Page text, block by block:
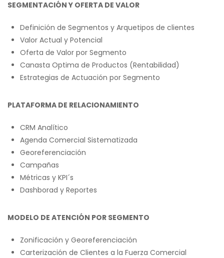
SEGMENTACIÓN Y OFERTA DE VALOR
Definición de Segmentos y Arquetipos de clientes
Valor Actual y Potencial
Oferta de Valor por Segmento
Canasta Optima de Productos (Rentabilidad)
Estrategias de Actuación por Segmento
PLATAFORMA DE RELACIONAMIENTO
CRM Analítico
Agenda Comercial Sistematizada
Georeferenciación
Campañas
Métricas y KPI´s
Dashborad y Reportes
MODELO DE ATENCIÓN POR SEGMENTO
Zonificación y Georeferenciación
Carterización de Clientes a la Fuerza Comercial